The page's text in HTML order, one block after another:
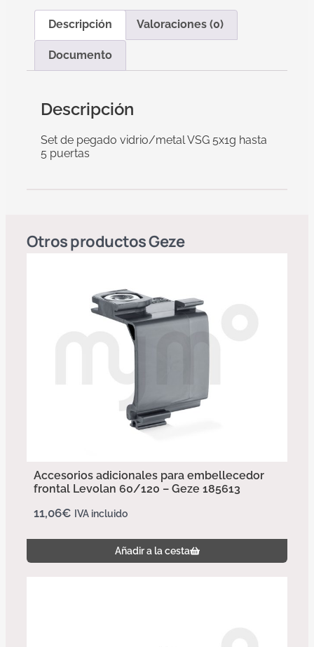
Descripción Valoraciones (0)
Documento
Descripción
Set de pegado vidrio/metal VSG 5x1g hasta
5 puertas
Otros productosGeze
Accesorios adicionales para embellecedor
frontal Levolan 60/120 – Geze 185613
11,06€ IVA incluido
Añadir a la cesta